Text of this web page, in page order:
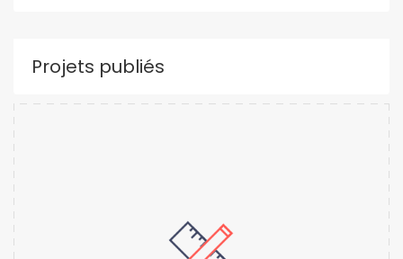
Projets publiés